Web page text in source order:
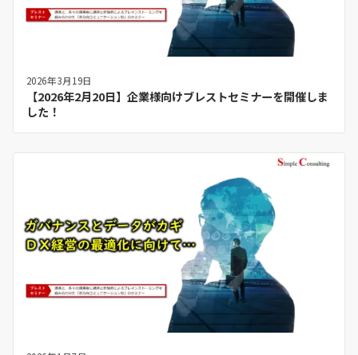
2026年3月19日
【2026年2月20日】企業様向けブレストセミナーを開催しま
した！